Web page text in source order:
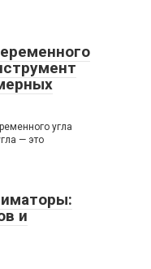
угла
— это
и